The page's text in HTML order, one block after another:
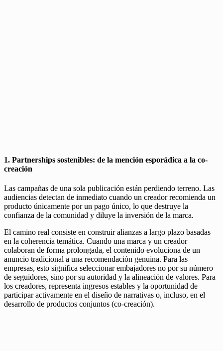
1. Partnerships sostenibles: de la mención esporádica a la co-
creación
Las campañas de una sola publicación están perdiendo terreno. Las
audiencias detectan de inmediato cuando un creador recomienda un
producto únicamente por un pago único, lo que destruye la
confianza de la comunidad y diluye la inversión de la marca.
El camino real consiste en construir alianzas a largo plazo basadas
en la coherencia temática. Cuando una marca y un creador
colaboran de forma prolongada, el contenido evoluciona de un
anuncio tradicional a una recomendación genuina. Para las
empresas, esto significa seleccionar embajadores no por su número
de seguidores, sino por su autoridad y la alineación de valores. Para
los creadores, representa ingresos estables y la oportunidad de
participar activamente en el diseño de narrativas o, incluso, en el
desarrollo de productos conjuntos (co-creación).